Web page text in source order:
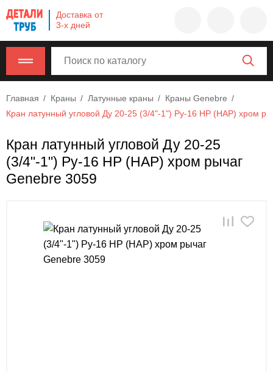
Доставка от
3-х дней
Главная Краны Латунные краны
Краны Genebre
Кран латунный угловой Ду 20-25 (3/4"-1") Ру-16 НР (НАР) хром
Кран латунный угловой Ду 20-25
(3/4"-1") Ру-16 НР (НАР) хром рычаг
Genebre 3059
Company
name
620000,
Москва,
ул.
Калужская,
15,
info@example.com